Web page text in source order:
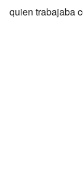
quien trabajaba